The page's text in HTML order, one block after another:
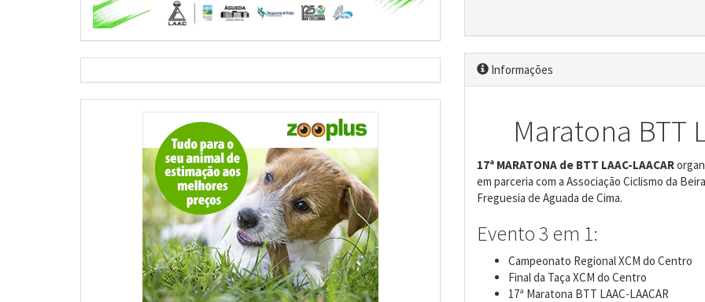
Informações
Maratona BTT
17ª MARATONA de BTT LAAC-LAACAR
em parceria com a Associação Ciclismo da
Freguesia de Aguada de Cima.
Evento 3 em 1:
Campeonato Regional XCM do Centro
Final da Taça XCM do Centro
17ª Maratona BTT LAAC-LAACAR